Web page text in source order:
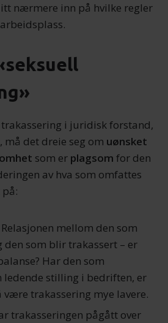
nærmere inn på hvilke regler
i juridisk forstand,
det dreie seg om uønsket
som er plagsom for den
av hva som omfattes
Relasjonen mellom den som
den som blir trakassert – er
Har den som
ledende stilling i bedriften, er
være trakassering mye lavere.
trakasseringen pågått over